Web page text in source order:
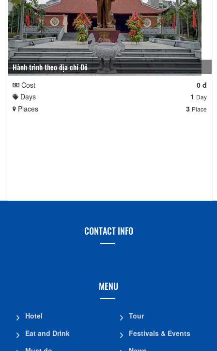
Hành trình theo địa chỉ Đỏ
Cost
0 đ
Days
1 Day
Places 3 Place
CONTACT INFO
MENU
Hotel
Eat and Drink
Tour
Festivals & Events